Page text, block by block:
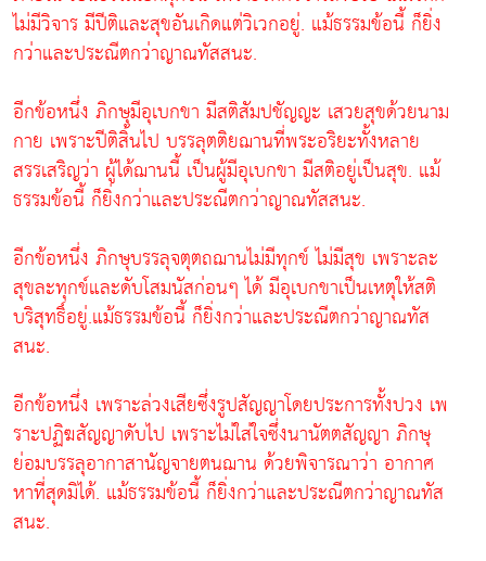
ไม่มีวิจาร มีปีติและสุขอันเกิดแต่วิเวกอยู่. แม้ธรรมข้อนี้ ก็ยิ่ง
กว่าและประณีตกว่าญาณทัสสนะ.
อีกข้อหนึ่ง ภิกษุมีอุเบกขา มีสติสัมปชัญญะ เสวยสุขด้วยนาม
กาย เพราะปีติสิ้นไป บรรลุตติยฌานที่พระอริยะทั้งหลาย
สรรเสริญว่า ผู้ได้ฌานนี้ เป็นผู้มีอุเบกขา มีสติอยู่เป็นสุข. แม้
ธรรมข้อนี้ ก็ยิ่งกว่าและประณีตกว่าญาณทัสสนะ.
อีกข้อหนึ่ง ภิกษุบรรลุจตุตถฌานไม่มีทุกข์ ไม่มีสุข เพราะละ
สุขละทุกข์และดับโสมนัสก่อนๆ ได้ มีอุเบกขาเป็นเหตุให้สติ
บริสุทธิ์อยู่.แม้ธรรมข้อนี้ ก็ยิ่งกว่าและประณีตกว่าญาณทัส
สนะ.
อีกข้อหนึ่ง เพราะล่วงเสียซึ่งรูปสัญญาโดยประการทั้งปวง เพ
ราะปฏิฆสัญญาดับไป เพราะไม่ใส่ใจซึ่งนานัตตสัญญา ภิกษุ
ย่อมบรรลุอากาสานัญจายตนฌาน ด้วยพิจารณาว่า อากาศ
หาที่สุดมิได้. แม้ธรรมข้อนี้ ก็ยิ่งกว่าและประณีตกว่าญาณทัส
สนะ.